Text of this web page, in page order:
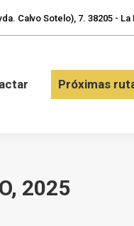
Calvo Sotelo), 7. 38205 - La
Próximas
2025